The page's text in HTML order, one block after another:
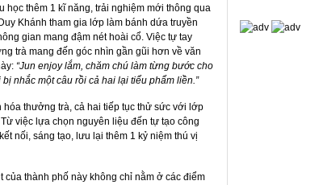
học thêm 1 kĩ năng, trải nghiệm mới thông qua
Khánh tham gia lớp làm bánh dứa truyền
gian mang đậm nét hoài cổ. Việc tự tay
trà mang đến góc nhìn gần gũi hơn về văn
“Jun enjoy lắm, chăm chú làm từng bước cho
nhắc một câu rồi cả hai lại tiểu phẩm liền.”
thưởng trà, cả hai tiếp tục thử sức với lớp
việc lựa chọn nguyên liệu đến tự tạo công
nối, sáng tạo, lưu lại thêm 1 kỷ niệm thú vị
của thành phố này không chỉ nằm ở các điểm